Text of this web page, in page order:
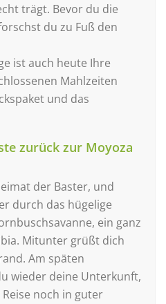
trägt. Bevor du die
du zu Fuß den
ist auch heute Ihre
Mahlzeiten
und das
zurück zur Moyoza
der Baster, und
durch das hügelige
ein ganz
Mitunter grüßt dich
Am späten
wieder deine Unterkunft,
noch in guter